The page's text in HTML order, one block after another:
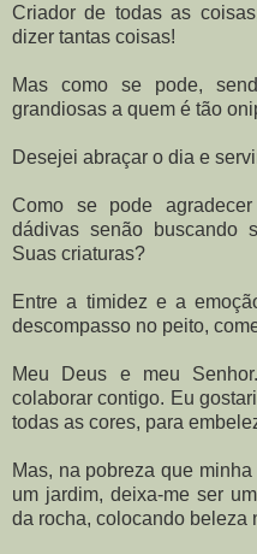
Criador de todas as
dizer tantas coisas!
Mas como se pode,
grandiosas a quem é tão
Desejei abraçar o dia e
Como se pode
dádivas senão buscando
Suas criaturas?
Entre a timidez e a
descompasso no peito,
Meu Deus e meu
colaborar contigo. Eu
todas as cores, para
Mas, na pobreza que
um jardim, deixa-me ser
da rocha, colocando beleza